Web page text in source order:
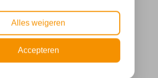
of
Alles weigeren
Accepteren